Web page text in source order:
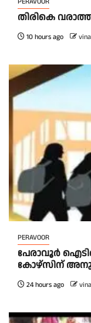
തിരികെ
10 hours ago
PERAVOOR
പേരാവൂർ
കോഴ്സിന്
24 hours ago